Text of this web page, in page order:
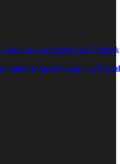
Spiele & Auszahlungen im Überblick
Spiele & Auszahlungen im